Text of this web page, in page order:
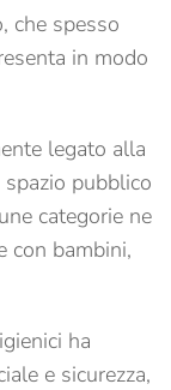
che spesso
in modo
legato alla
pubblico
categorie ne
con bambini,
ha
e sicurezza,